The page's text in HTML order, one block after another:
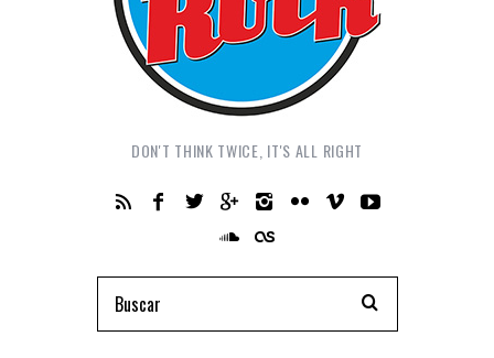
DON'T THINK TWICE, IT'S ALL RIGHT